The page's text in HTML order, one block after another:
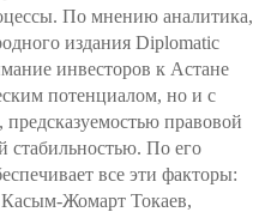
По мнению аналитика,
издания Diplomatic
инвесторов к Астане
потенциалом, но и с
правовой
стабильностью. По его
все эти факторы:
Жомарт Токаев,